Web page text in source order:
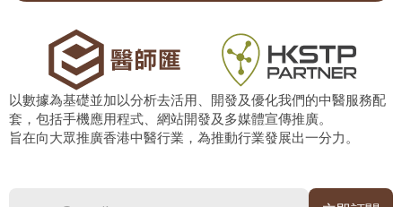
以數據為基礎並加以分析去活用、開發及優化我們的中醫服務配
套，包括手機應用程式、網站開發及多媒體宣傳推廣。
旨在向大眾推廣香港中醫行業，為推動行業發展出一分力。